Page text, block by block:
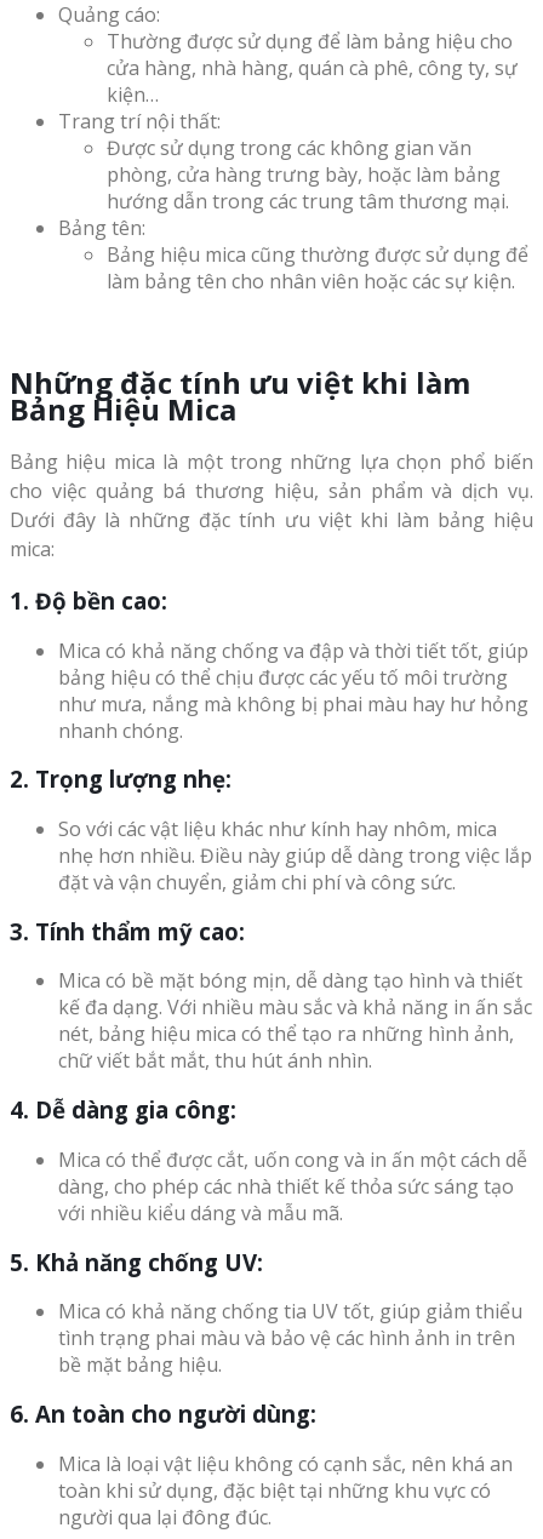
Quảng cáo:
Thường được sử dụng để làm bảng hiệu cho
cửa hàng, nhà hàng, quán cà phê, công ty, sự
kiện…
Trang trí nội thất:
Được sử dụng trong các không gian văn
phòng, cửa hàng trưng bày, hoặc làm bảng
hướng dẫn trong các trung tâm thương mại.
Bảng tên:
Bảng hiệu mica cũng thường được sử dụng để
làm bảng tên cho nhân viên hoặc các sự kiện.
Những đặc tính ưu việt khi làm
Bảng Hiệu Mica
Bảng hiệu mica là một trong những lựa chọn phổ biến
cho việc quảng bá thương hiệu, sản phẩm và dịch vụ.
Dưới đây là những đặc tính ưu việt khi làm bảng hiệu
mica:
1. Độ bền cao:
Mica có khả năng chống va đập và thời tiết tốt, giúp
bảng hiệu có thể chịu được các yếu tố môi trường
như mưa, nắng mà không bị phai màu hay hư hỏng
nhanh chóng.
2. Trọng lượng nhẹ:
So với các vật liệu khác như kính hay nhôm, mica
nhẹ hơn nhiều. Điều này giúp dễ dàng trong việc lắp
đặt và vận chuyển, giảm chi phí và công sức.
3. Tính thẩm mỹ cao:
Mica có bề mặt bóng mịn, dễ dàng tạo hình và thiết
kế đa dạng. Với nhiều màu sắc và khả năng in ấn sắc
nét, bảng hiệu mica có thể tạo ra những hình ảnh,
chữ viết bắt mắt, thu hút ánh nhìn.
4. Dễ dàng gia công:
Mica có thể được cắt, uốn cong và in ấn một cách dễ
dàng, cho phép các nhà thiết kế thỏa sức sáng tạo
với nhiều kiểu dáng và mẫu mã.
5. Khả năng chống UV:
Mica có khả năng chống tia UV tốt, giúp giảm thiểu
tình trạng phai màu và bảo vệ các hình ảnh in trên
bề mặt bảng hiệu.
6. An toàn cho người dùng:
Mica là loại vật liệu không có cạnh sắc, nên khá an
toàn khi sử dụng, đặc biệt tại những khu vực có
người qua lại đông đúc.